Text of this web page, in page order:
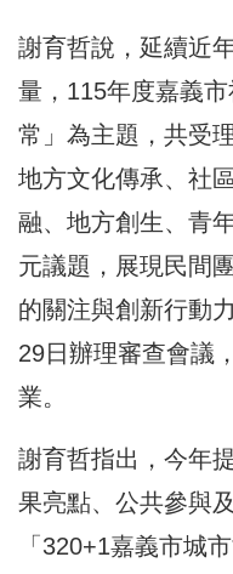
謝育哲說，延續近
量，115年度嘉義
常」為主題，共受
地方文化傳承、社
融、地方創生、青
元議題，展現民間
的關注與創新行動
29日辦理審查會議
業。
謝育哲指出，今年
果亮點、公共參與
「320+1嘉義市城